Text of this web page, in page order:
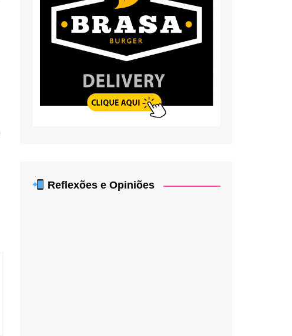
Reflexões e Opiniões